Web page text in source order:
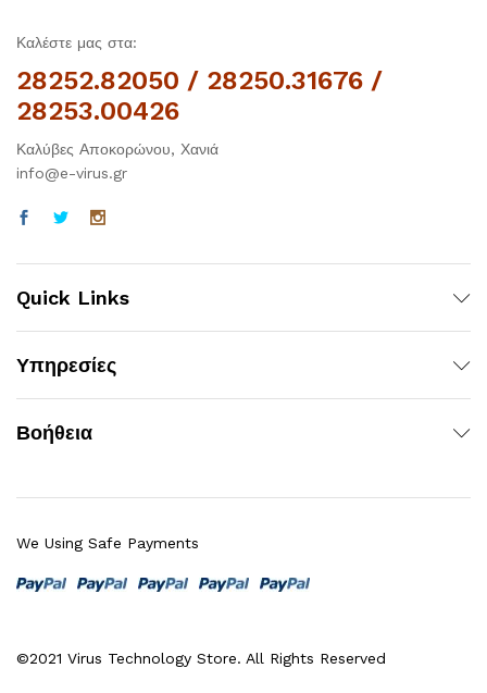
Καλέστε μας στα:
28252.82050 / 28250.31676 /
28253.00426
Καλύβες Αποκορώνου, Χανιά
info@e-virus.gr
Quick Links
Υπηρεσίες
Βοήθεια
©2021 Virus Technology Store. All Rights Reserved
We Using Safe Payments